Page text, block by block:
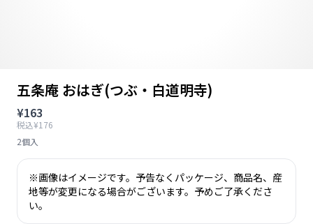
五条庵 おはぎ(つぶ・白道明寺)
¥163
税込¥176
2個入
※画像はイメージです。予告なくパッケージ、商品名、産
地等が変更になる場合がございます。予めご了承くださ
い。